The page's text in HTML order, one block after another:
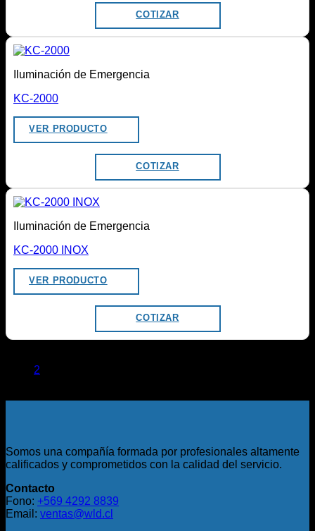
COTIZAR
Iluminación de Emergencia
KC-2000
VER PRODUCTO
COTIZAR
Iluminación de Emergencia
KC-2000 INOX
VER PRODUCTO
COTIZAR
2
Somos una compañía formada por profesionales altamente
calificados y comprometidos con la calidad del servicio.
Contacto
Fono: +569 4292 8839
Email: ventas@wld.cl